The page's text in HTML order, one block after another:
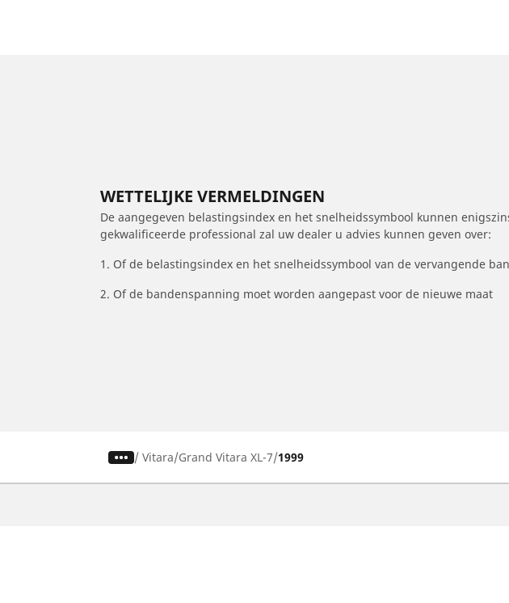
WETTELIJKE VERMELDINGEN
De aangegeven belastingsindex en het snelheidssymbool kunnen
gekwalificeerde professional zal uw dealer u advies kunnen geven over:
1. Of de belastingsindex en het snelheidssymbool van de vervangende
2. Of de bandenspanning moet worden aangepast voor de nieuwe maat
/ Vitara Grand Vitara XL-7 1999